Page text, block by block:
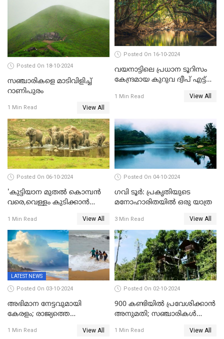
Posted On 18-10-2024
സഞ്ചാരികളെ മാടിവിളിച്ച്
റാണിപുരം
1 Min Read View All
Posted On 16-10-2024
വയനാട്ടിലെ പ്രധാന ടൂറിസം
കേന്ദ്രമായ കുറുവ ദ്വീപ് എട്ട്
തുറന്നു
1 Min Read View All
Posted On 06-10-2024
'കുട്ടിയാന മുതല്‍ കൊമ്പന്‍
വരെ,വെള്ളം കുടിക്കാന്‍
ആനക്കുളത്തെ
ആനക്കാഴ്ചകള്‍
1 Min Read View All
Posted On 04-10-2024
ഗവി ടൂർ: പ്രകൃതിയുടെ
മനോഹാരിതയിൽ ഒരു യാത്ര
3 Min Read View All
LATEST NEWS
Posted On 03-10-2024
അഭിമാന നേട്ടവുമായി
കേരളം; രാജ്യത്തെ
മലിന ജലം കേരളത്തില്‍;
1 Min Read View All
Posted On 02-10-2024
900 കണ്ടിയിൽ പ്രവേശിക്കാൻ
അനുമതി; സഞ്ചാരികൾ
കാര്യങ്ങൾ
1 Min Read View All